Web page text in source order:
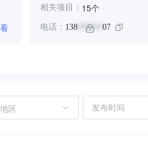
相关项目： 15个
电话： 138****** 07
区